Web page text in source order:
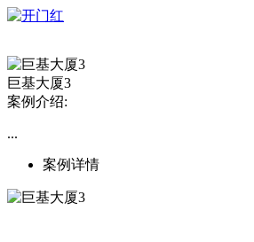
巨基大厦3
案例介绍:
...
案例详情